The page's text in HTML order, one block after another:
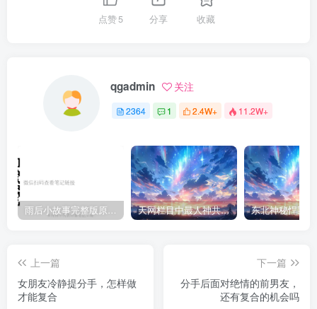
点赞5 分享 收藏
qgadmin 关注
2364 1 2.4W+ 11.2W+
雨后小故事完整版原片动态图（图+文字解说版） 天网栏目中最人神共愤的一期《消失的夫妻》
上一篇
女朋友冷静提分手，怎样做
才能复合
下一篇
分手后面对绝情的前男友，
还有复合的机会吗